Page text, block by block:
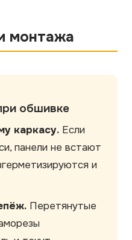
монтажа
обшивке
каркасу.Если
панели не встают
и
Перетянутые